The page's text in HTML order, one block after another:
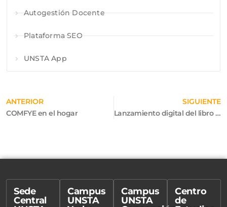
Autogestión Docente
Plataforma SEO
UNSTA App
ANTERIOR
COMFYE en el hogar
SIGUIENTE
Lanzamiento digital del libro “A 30 años de Ex Corde Ecclesiae”
Sede
Central
Campus
UNSTA
Campus
UNSTA
Centro
de